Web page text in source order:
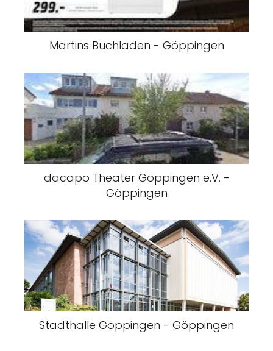
Martins Buchladen - Göppingen
dacapo Theater Göppingen e.V. -
Göppingen
Stadthalle Göppingen - Göppingen